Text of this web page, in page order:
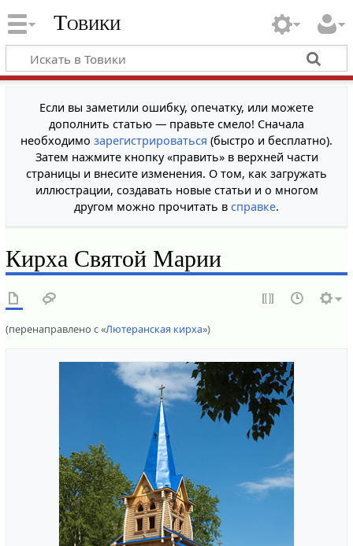
Товики
Если вы заметили ошибку, опечатку, или можете
дополнить статью — правьте смело! Сначала
необходимо зарегистрироваться (быстро и бесплатно).
Затем нажмите кнопку «править» в верхней части
страницы и внесите изменения. О том, как загружать
иллюстрации, создавать новые статьи и о многом
другом можно прочитать в справке.
Кирха Святой Марии
(перенаправлено с «Лютеранская кирха»)